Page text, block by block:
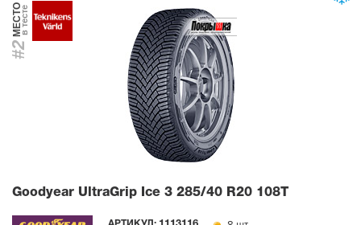
#2
МЕСТОв тесте
Goodyear UltraGrip Ice 3 285/40 R20 108T